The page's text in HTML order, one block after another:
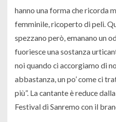
hanno una forma che ricorda
femminile, ricoperto di peli.
spezzano però, emanano un
fuoriesce una sostanza
noi quando ci accorgiamo di
abbastanza, un po’ come ci
più”. La cantante è reduce
Festival di Sanremo con il